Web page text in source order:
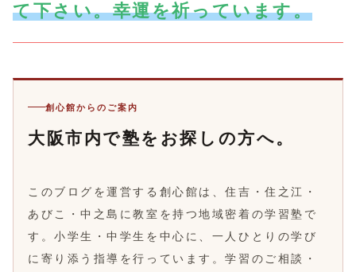
て下さい。幸運を祈っています。
創心館からのご案内
大阪市内で塾をお探しの方へ。
このブログを運営する創心館は、住吉・住之江・
あびこ・中之島に教室を持つ地域密着の学習塾で
す。小学生・中学生を中心に、一人ひとりの学び
に寄り添う指導を行っています。学習のご相談・